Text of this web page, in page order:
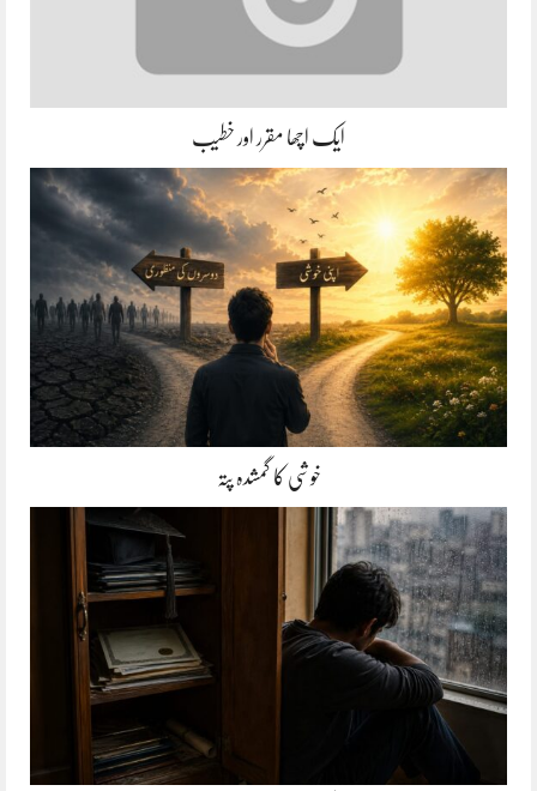
ایک اچھا مقرر اور خطیب
خوشی کا گمشدہ پتہ